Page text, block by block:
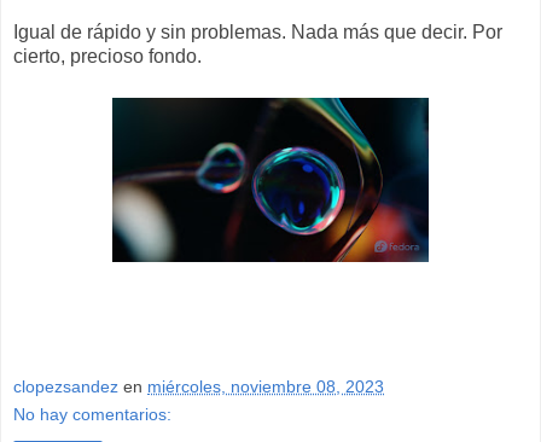
Igual de rápido y sin problemas. Nada más que decir. Por
cierto, precioso fondo.
clopezsandez en miércoles, noviembre 08, 2023
No hay comentarios: